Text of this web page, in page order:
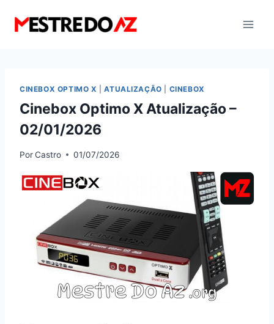
para
CINEBOX OPTIMO X |ATUALIZAÇÃO CINEBOX
Cinebox Optimo X Atualização –
02/01/2026
PorCastro 01/07/2026